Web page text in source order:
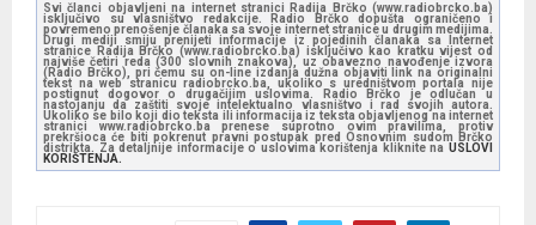
Svi članci objavljeni na internet stranici Radija Brčko (www.radiobrcko.ba)
isključivo su vlasništvo redakcije. Radio Brčko dopušta ograničeno i
povremeno prenošenje članaka sa svoje internet stranice u drugim medijima.
Drugi mediji smiju prenijeti informacije iz pojedinih članaka sa Internet
stranice Radija Brčko (www.radiobrcko.ba) isključivo kao kratku vijest od
najviše četiri reda (300 slovnih znakova), uz obavezno navođenje izvora
(Radio Brčko), pri čemu su on-line izdanja dužna objaviti link na originalni
tekst na web stranicu radiobrcko.ba, ukoliko s uredništvom portala nije
postignut dogovor o drugačijim uslovima. Radio Brčko je odlučan u
nastojanju da zaštiti svoje intelektualno vlasništvo i rad svojih autora.
Ukoliko se bilo koji dio teksta ili informacija iz teksta objavljenog na internet
stranici www.radiobrcko.ba prenese suprotno ovim pravilima, protiv
prekršioca će biti pokrenut pravni postupak pred Osnovnim sudom Brčko
distrikta. Za detaljnije informacije o uslovima korištenja kliknite na USLOVI
KORIŠTENJA.